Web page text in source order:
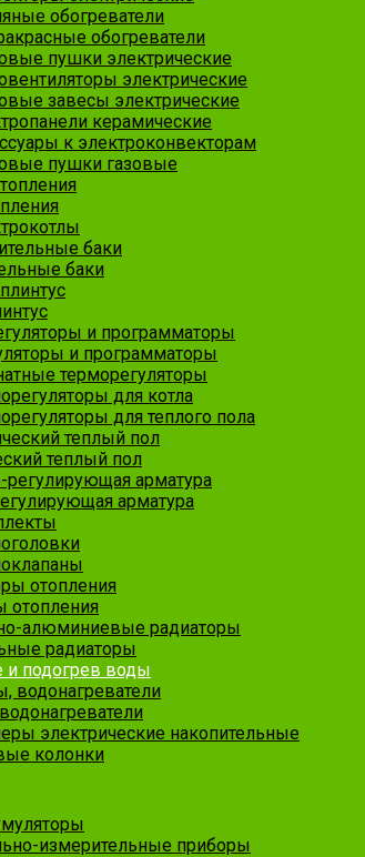
обогреватели
обогреватели
пушки электрические
электрические
завесы электрические
керамические
к электроконвекторам
пушки газовые
баки
и программаторы
терморегуляторы
для котла
для теплого пола
теплый пол
арматура
отопления
алюминиевые радиаторы
радиаторы
и подогрев воды
электрические накопительные
колонки